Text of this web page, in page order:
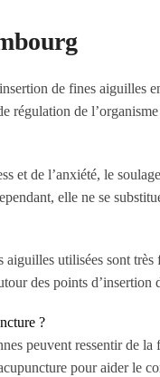
de fines aiguilles
régulation de
et de l’anxiété, le
elle ne se
utilisées sont
des points d’insertion
?
peuvent ressentir de
pour aider le